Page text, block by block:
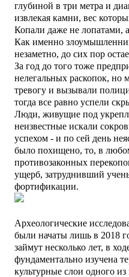
глубиной в три метра и
извлекая камни, вес
Копали даже не лопатами,
Как именно
незаметно, до сих пор
За год до того тоже
нелегальных раскопок, но
тревогу и вызывали
тогда все равно успели
Люди, живущие под
неизвестные искали
успехом - и по сей день
было похищено, то, в
противозаконных
ущерб, затруднивший
фортификации.
Археологические
были начаты лишь в 2018
займут несколько лет, в
фундаментально изучена
культурные слои одного